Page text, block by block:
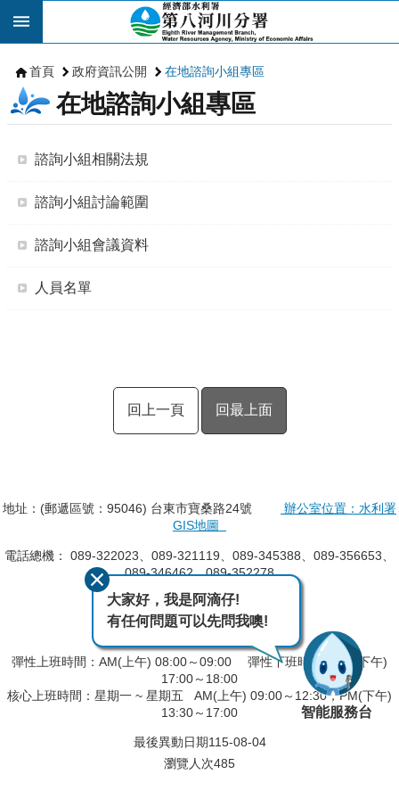
跳到主要內容區塊
首頁 政府資訊公開 在地諮詢小組專區
在地諮詢小組專區
諮詢小組相關法規
諮詢小組討論範圍
諮詢小組會議資料
人員名單
回上一頁 回最上面
地址：(郵遞區號：95046) 台東市寶桑路24號
辦公室位置：水利署
GIS地圖
電話總機： 089-322023、089-321119、089-345388、089-356653、
089-346462、089-352278
傳真電話： 089-322883
防汛專線：089-351437
彈性上班時間：AM(上午) 08:00～09:00 彈性下班時間：PM(下午)
17:00～18:00
核心上班時間：星期一 ~ 星期五 AM(上午) 09:00～12:30，PM(下午)
13:30～17:00
最後異動日期115-08-04
瀏覽人次485
大家好，我是阿滴仔!
有任何問題可以先問我噢!
智能服務台